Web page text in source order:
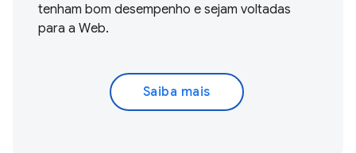
tenham bom desempenho e sejam voltadas
para a Web.
Saiba mais